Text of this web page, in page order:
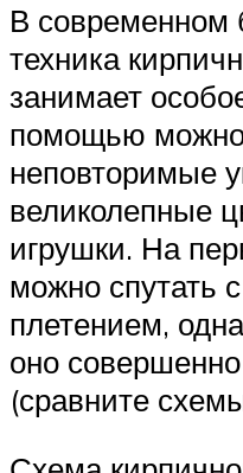
В современном
техника
занимает
помощью можно
неповторимые
великолепные
игрушки. На
можно спутать
плетением,
оно
(сравните